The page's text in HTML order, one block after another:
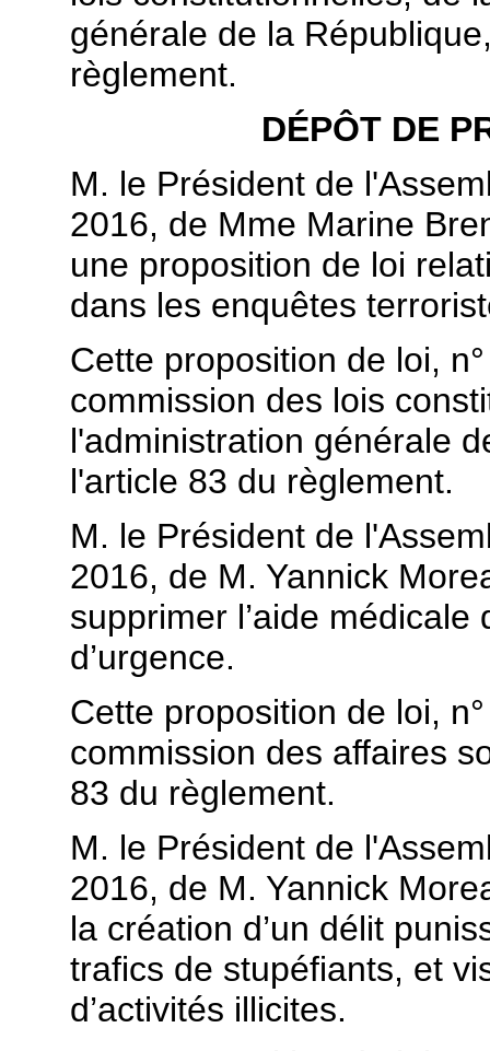
générale de la
règlement.
DÉPÔT DE
M. le Président de
2016, de Mme Marine
une proposition de loi
dans les enquêtes
Cette proposition de loi,
commission des lois
l'administration générale
l'article 83 du règlement.
M. le Président de
2016, de M. Yannick
supprimer l’aide médicale
d’urgence.
Cette proposition de loi,
commission des affaires
83 du règlement.
M. le Président de
2016, de M. Yannick
la création d’un délit
trafics de stupéfiants, et
d’activités illicites.